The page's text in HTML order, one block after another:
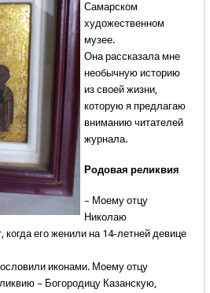
Самарском
художественном
музее.
Она рассказала мне
необычную историю
из своей жизни,
которую я предлагаю
вниманию читателей
журнала.
Родовая реликвия
– Моему отцу
Николаю
когда его женили на 14-летней девице
иконами. Моему отцу
– Богородицу Казанскую,